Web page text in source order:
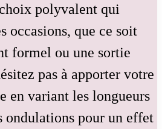
polyvalent qui
occasions, que ce soit
formel ou une sortie
pas à apporter votre
en variant les longueurs
ondulations pour un effet